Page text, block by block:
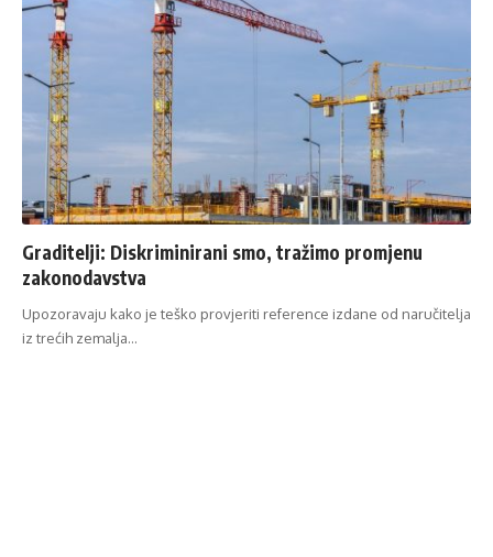
Graditelji: Diskriminirani smo, tražimo promjenu
zakonodavstva
Upozoravaju kako je teško provjeriti reference izdane od naručitelja
iz trećih zemalja…